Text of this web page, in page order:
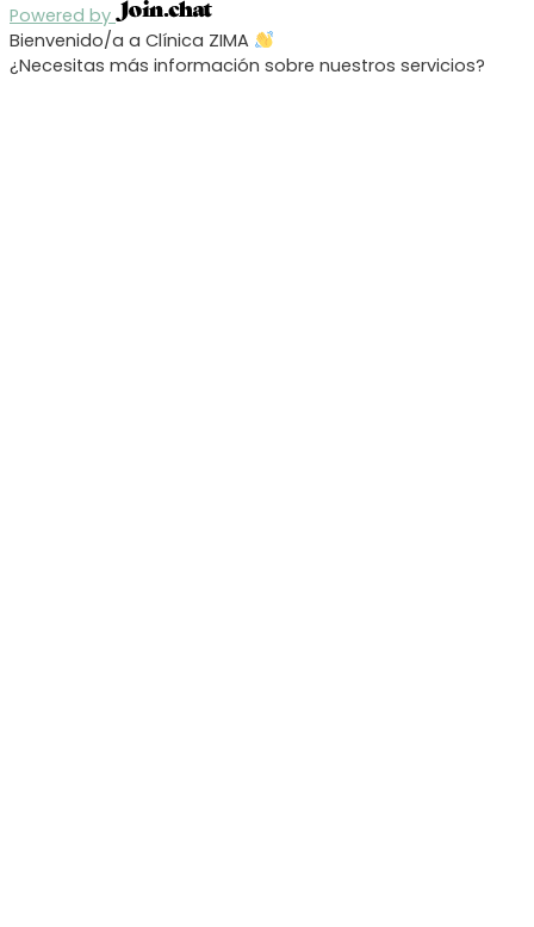
Powered by
Bienvenido/a a Clínica ZIMA
¿Necesitas más información sobre nuestros servicios?